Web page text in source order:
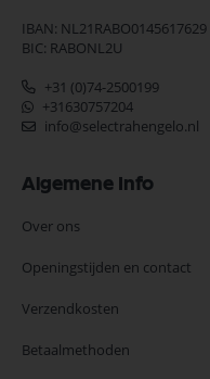
IBAN: NL21RABO0145617629
BIC: RABONL2U
+31 (0)74-2500199
+31630757204
info@selectrahengelo.nl
Algemene Info
Over ons
Openingstijden en contact
Verzendkosten
Betaalmethoden